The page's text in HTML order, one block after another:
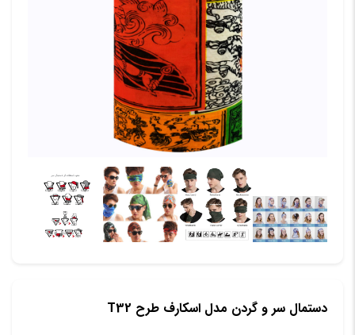
دستمال سر و گردن مدل اسکارف طرح T32